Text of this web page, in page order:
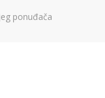
ponuđača